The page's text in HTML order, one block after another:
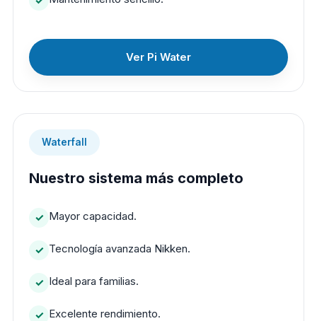
Ver Pi Water
Waterfall
Nuestro sistema más completo
Mayor capacidad.
Tecnología avanzada Nikken.
Ideal para familias.
Excelente rendimiento.